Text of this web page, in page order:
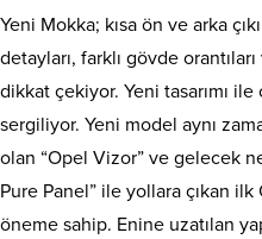
Yeni Mokka; kısa ön ve arka
detayları, farklı gövde
dikkat çekiyor. Yeni tasarımı
sergiliyor. Yeni model aynı
olan “Opel Vizor” ve gelecek
Pure Panel” ile yollara çıkan
öneme sahip. Enine uzatılan